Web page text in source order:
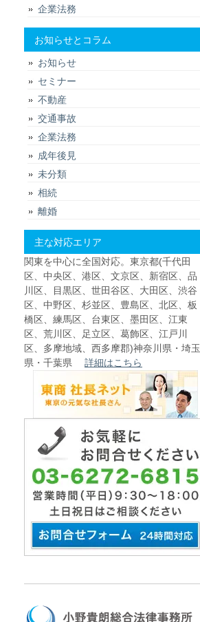
企業法務
お知らせとコラム
お知らせ
セミナー
不動産
交通事故
企業法務
成年後見
未分類
相続
離婚
主な対応エリア
関東を中心に全国対応。東京都(千代田
区、中央区、港区、文京区、新宿区、品
川区、目黒区、世田谷区、大田区、渋谷
区、中野区、杉並区、豊島区、北区、板
橋区、練馬区、台東区、墨田区、江東
区、荒川区、足立区、葛飾区、江戸川
区、多摩地域、西多摩郡)神奈川県・埼玉
県・千葉県 詳細はこちら